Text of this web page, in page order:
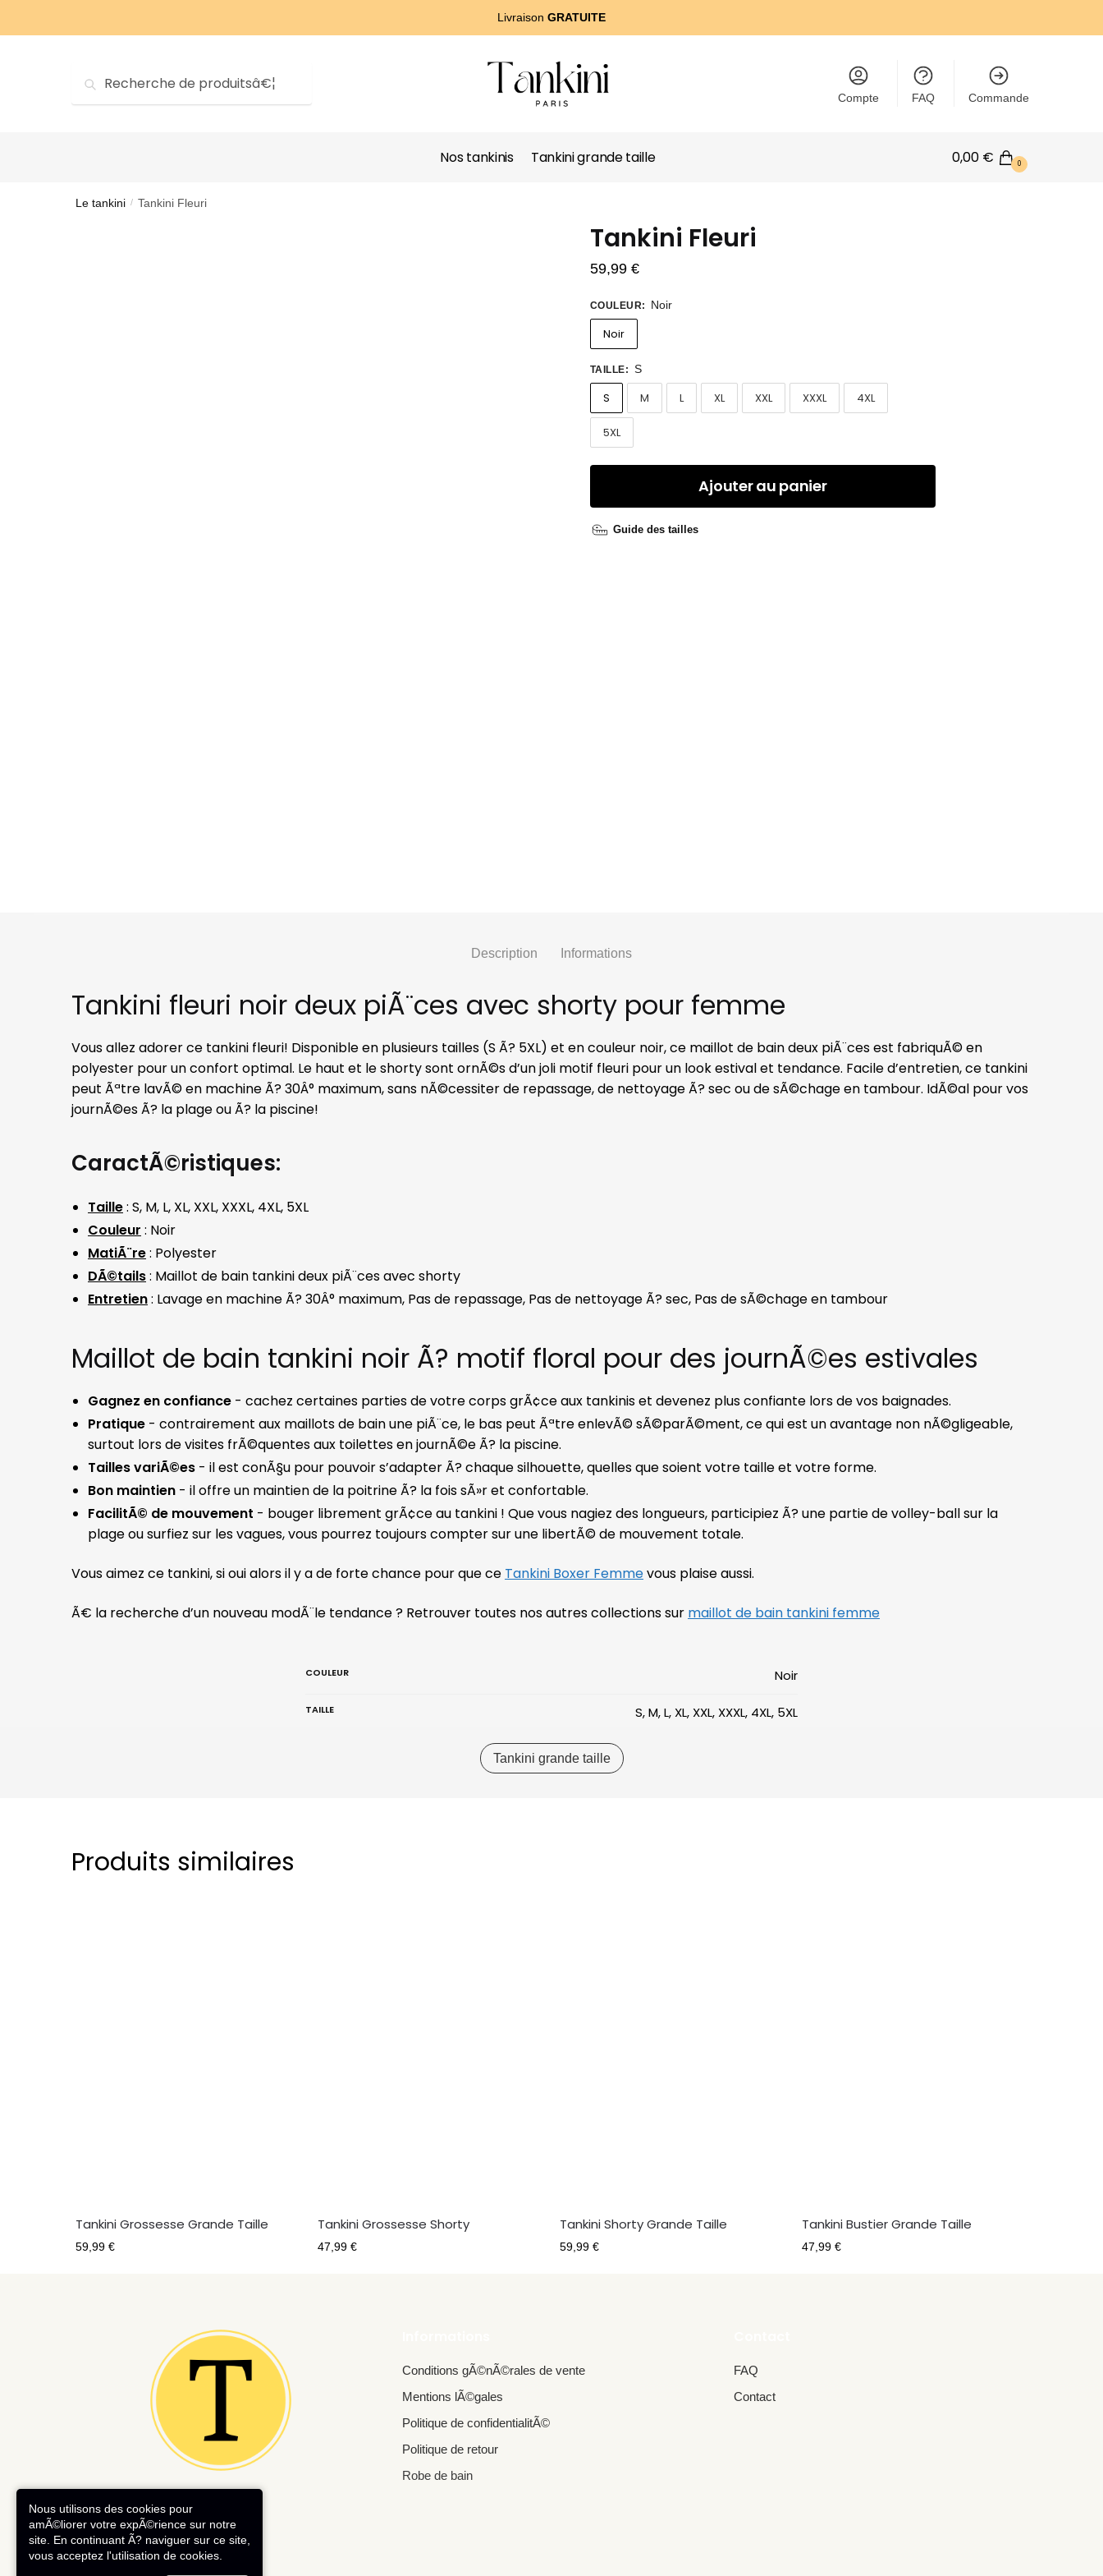
Livraison GRATUITE
pourÂ?:
Recherche
Compte FAQ Commande
Nos tankinis Tankini grande taille 0,00 € 0
Le tankini / Tankini Fleuri
Tankini Fleuri
59,99 €
COULEUR: Noir
Noir
TAILLE: S
S M L XL XXL XXXL 4XL
5XL
Ajouter au panier
Guide des tailles
Description Informations
Tankini fleuri noir deux piÃ¨ces avec shorty pour femme
Vous allez adorer ce tankini fleuri! Disponible en plusieurs tailles (S Ã? 5XL) et en couleur noir, ce maillot de bain deux piÃ¨ces est fabriquÃ© en
polyester pour un confort optimal. Le haut et le shorty sont ornÃ©s d’un joli motif fleuri pour un look estival et tendance. Facile d’entretien, ce tankini
peut Ãªtre lavÃ© en machine Ã? 30Â° maximum, sans nÃ©cessiter de repassage, de nettoyage Ã? sec ou de sÃ©chage en tambour. IdÃ©al pour vos
journÃ©es Ã? la plage ou Ã? la piscine!
CaractÃ©ristiques:
Taille: S, M, L, XL, XXL, XXXL, 4XL, 5XL
Couleur : Noir
MatiÃ¨re: Polyester
DÃ©tails: Maillot de bain tankini deux piÃ¨ces avec shorty
Entretien: Lavage en machine Ã? 30Â° maximum, Pas de repassage, Pas de nettoyage Ã? sec, Pas de sÃ©chage en tambour
Maillot de bain tankini noir Ã? motif floral pour des journÃ©es estivales
Gagnez en confiance - cachez certaines parties de votre corps grÃ¢ce aux tankinis et devenez plus confiante lors de vos baignades.
Pratique - contrairement aux maillots de bain une piÃ¨ce, le bas peut Ãªtre enlevÃ© sÃ©parÃ©ment, ce qui est un avantage non nÃ©gligeable,
surtout lors de visites frÃ©quentes aux toilettes en journÃ©e Ã? la piscine.
Tailles variÃ©es - il est conÃ§u pour pouvoir s’adapter Ã? chaque silhouette, quelles que soient votre taille et votre forme.
Bon maintien - il offre un maintien de la poitrine Ã? la fois sÃ»r et confortable.
FacilitÃ© de mouvement - bouger librement grÃ¢ce au tankini ! Que vous nagiez des longueurs, participiez Ã? une partie de volley-ball sur la
plage ou surfiez sur les vagues, vous pourrez toujours compter sur une libertÃ© de mouvement totale.
Vous aimez ce tankini, si oui alors il y a de forte chance pour que ce Tankini Boxer Femmevous plaise aussi.
Ã€ la recherche d’un nouveau modÃ¨le tendance ? Retrouver toutes nos autres collections sur maillot de bain tankini femme
COULEUR Noir
TAILLE S, M, L, XL, XXL, XXXL, 4XL, 5XL
Tankini grande taille
Produits similaires
Tankini Grossesse Grande Taille
59,99€
Tankini Grossesse Shorty
47,99 €
Tankini Shorty Grande Taille
59,99 €
Tankini Bustier Grande Taille
47,99 €
Conditions gÃ©nÃ©rales de vente
Mentions lÃ©gales
Politique de confidentialitÃ©
Politique de retour
Robe de bain
FAQ
Contact
Nous utilisons des cookies pour
amÃ©liorer votre expÃ©rience sur notre
site. En continuant Ã? naviguer sur ce site,
vous acceptez l'utilisation de cookies.